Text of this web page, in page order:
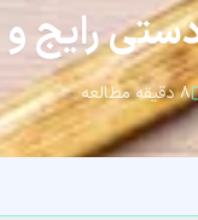
۸ دقیقه مطالعه